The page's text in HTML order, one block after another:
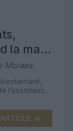
la main
Moraes
l’assistance
salariés
intervient
une